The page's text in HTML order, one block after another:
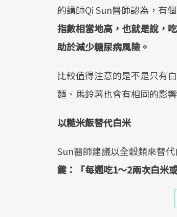
的講師Qi Sun醫師認為，有
指數相當地高，也就是說，
助於減少糖尿病風險。
比較值得注意的是不是只有
麵、馬鈴薯也會有相同的影響
以糙米飯替代白米
Sun醫師建議以全穀類來替代
鍵：「每週吃1～2兩次白米